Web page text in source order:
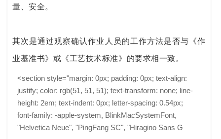
量、安全。
其次是通过观察确认作业人员的工作方法是否与《作
业基准书》或《工艺技术标准》的要求相一致。
<section style="margin: 0px; padding: 0px; text-align:
justify; color: rgb(51, 51, 51); text-transform: none; line-
height: 2em; text-indent: 0px; letter-spacing: 0.54px;
font-family: -apple-system, BlinkMacSystemFont,
"Helvetica Neue", "PingFang SC", "Hiragino Sans G